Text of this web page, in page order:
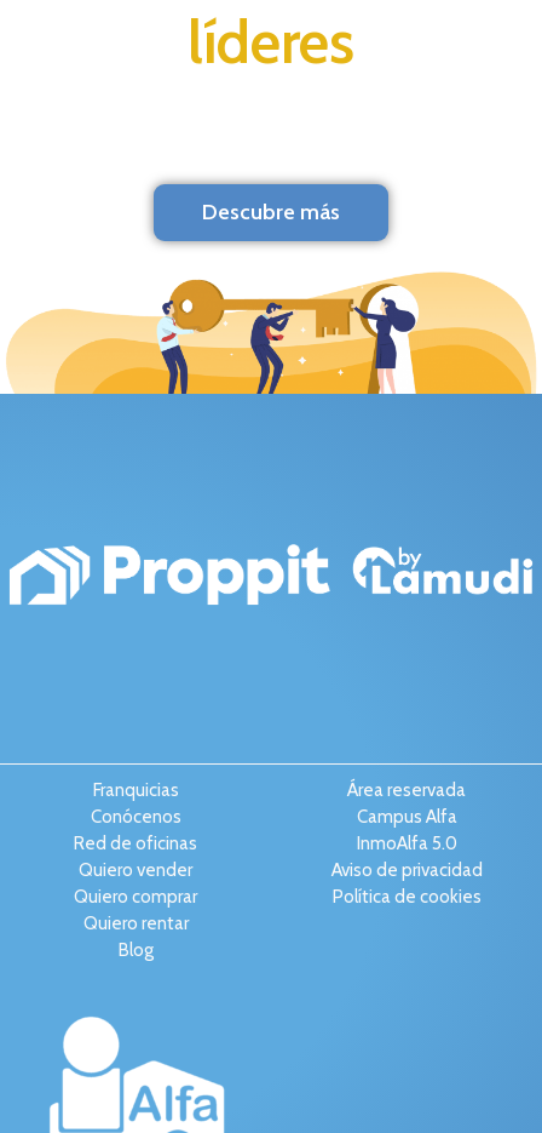
líderes
Descubre más
Franquicias
Conócenos
Red de oficinas
Quiero vender
Quiero comprar
Quiero rentar
Blog
Área reservada
Campus Alfa
InmoAlfa 5.0
Aviso de privacidad
Política de cookies